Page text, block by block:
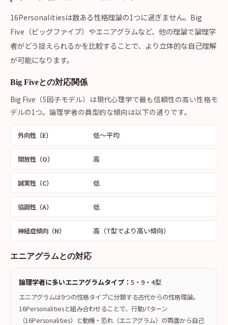
16Personalitiesは数ある性格理論の1つに過ぎません。Big
Five（ビッグファイブ）やエニアグラムなど、他の理論で論理学
者がどう捉えられるかを比較することで、より立体的な自己理解
が可能になります。
Big Fiveとの対応関係
Big Five（5因子モデル）は現代心理学で最も信頼性の高い性格モ
デルの1つ。論理学者の典型的な傾向は以下の通りです。
外向性（E） 低〜平均
開放性（O） 高
誠実性（C） 低
協調性（A） 低
神経症傾向（N） 高（T型でより高い傾向）
エニアグラムとの対応
論理学者に多いエニアグラムタイプ： 5・9・4型
エニアグラムは9つの性格タイプに分類する古代からの性格理論。
16Personalitiesと組み合わせることで、行動パターン
（16Personalities）と動機・恐れ（エニアグラム）の両面から自己